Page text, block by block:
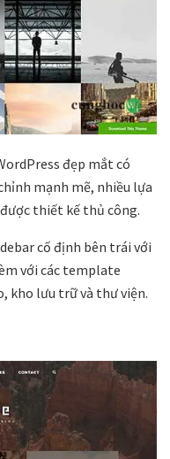
đẹp mắt có
mạnh mẽ, nhiều lựa
thiết kế thủ công.
cố định bên trái với
với các template
kho lưu trữ và thư viện.